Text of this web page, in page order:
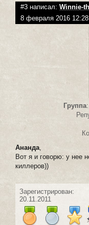
#3 написал: Winnie-
8 февраля 2016 12:28
Группа:
Ананда
Вот я и говорю: у нее
киллеров))
Зарегистрирован:
20.11.2011